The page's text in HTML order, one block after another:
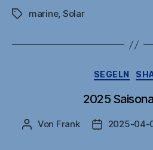
Schlagwörter
marine, Solar
SEGELN
2025
Beitragsautor
Von Frank 2025-04-